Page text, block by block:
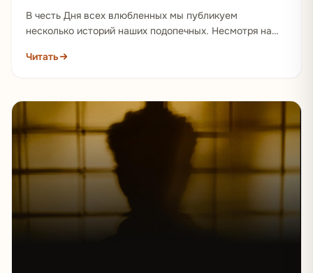
В честь Дня всех влюбленных мы публикуем
несколько историй наших подопечных. Несмотря на
Северном Кавказе, и…
Читать